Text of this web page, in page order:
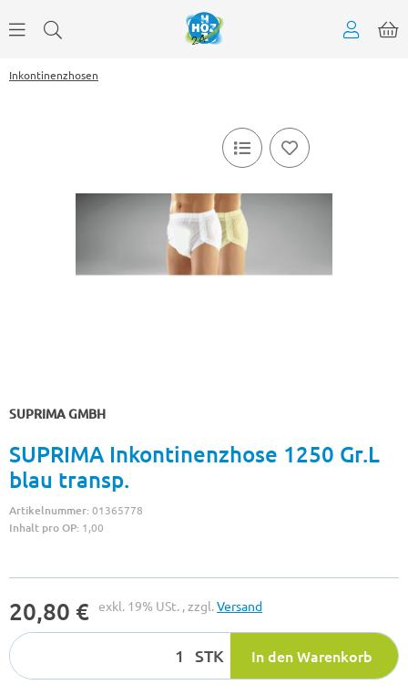
Inkontinenzhosen
SUPRIMA GMBH
SUPRIMA Inkontinenzhose 1250 Gr.L
blau transp.
Artikelnummer:01365778
Inhalt pro OP: 1,00
20,80 € exkl. 19% USt. , zzgl.Versand
STK In den Warenkorb